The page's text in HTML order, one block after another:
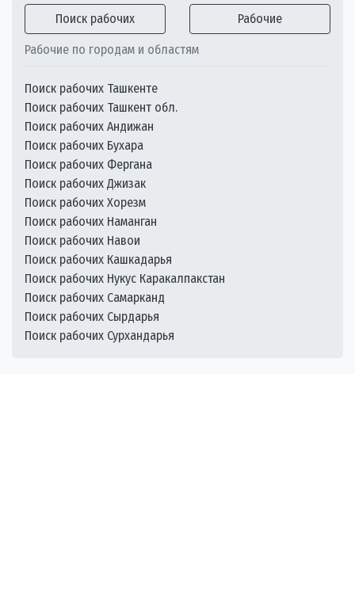
Поиск рабочих Рабочие
Рабочие по городам и областям
Поиск рабочих Ташкенте
Поиск рабочих Ташкент обл.
Поиск рабочих Андижан
Поиск рабочих Бухара
Поиск рабочих Фергана
Поиск рабочих Джизак
Поиск рабочих Хорезм
Поиск рабочих Наманган
Поиск рабочих Навои
Поиск рабочих Кашкадарья
Поиск рабочих Нукус Каракалпакстан
Поиск рабочих Самарканд
Поиск рабочих Сырдарья
Поиск рабочих Сурхандарья